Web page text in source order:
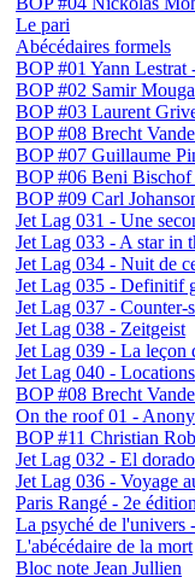
Le pari
Abécédaires formels
BOP #01 Yann Lestrat
BOP #02 Samir
BOP #03 Laurent
BOP #08 Brecht
BOP #07 Guillaume
BOP #06 Beni Bischof
BOP #09 Carl
Jet Lag 031 - Une
Jet Lag 033 - A star in
Jet Lag 034 - Nuit de
Jet Lag 035 - Definitif
Jet Lag 037 - Counter-
Jet Lag 038 - Zeitgeist
Jet Lag 039 - La leçon
Jet Lag 040 - Locations
BOP #08 Brecht
On the roof 01 -
BOP #11 Christian
Jet Lag 032 - El dorado
Jet Lag 036 - Voyage
Paris Rangé - 2e édition
La psyché de l'univers
L'abécédaire de la mort
Bloc note Jean Jullien